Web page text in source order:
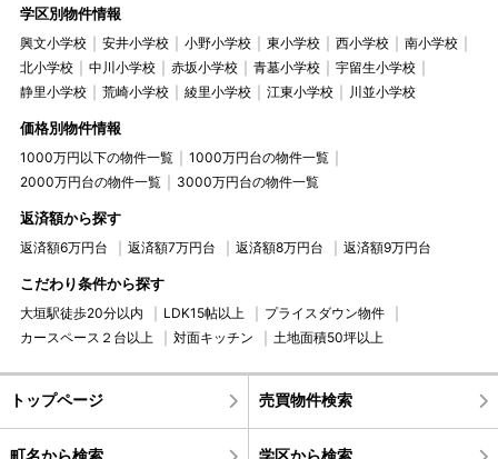
学区別物件情報
興文小学校 安井小学校 小野小学校 東小学校 西小学校
南小学校
北小学校
中川小学校 赤坂小学校 青墓小学校
宇留生小学校
静里小学校
荒崎小学校 綾里小学校 江東小学校 川並小学校
価格別物件情報
1000万円以下の物件一覧
1000万円台の物件一覧
2000万円台の物件一覧
3000万円台の物件一覧
返済額から探す
返済額6万円台 返済額7万円台 返済額8万円台 返済額9万円台
こだわり条件から探す
大垣駅徒歩20分以内 LDK15帖以上
プライスダウン物件
カースペース２台以上
対面キッチン 土地面積50坪以上
トップページ 売買物件検索
町名から検索 学区から検索